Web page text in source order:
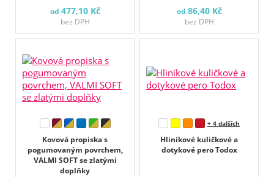
od 477,10 Kč
bez DPH
od 86,40 Kč
bez DPH
Kovová propiska s
pogumovaným povrchem,
VALMI SOFT se zlatými
doplňky
Hliníkové kuličkové a
dotykové pero Todox
+ 4 dalších